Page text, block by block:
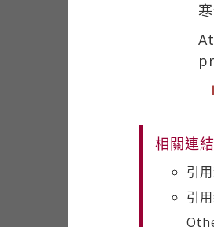
相關連
引
引